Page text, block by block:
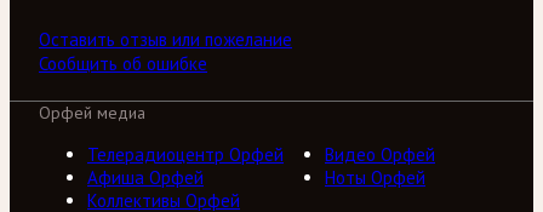
Оставить отзыв или пожелание
Сообщить об ошибке
Орфей медиа
Телерадиоцентр Орфей
Видео Орфей
Афиша Орфей
Ноты Орфей
Коллективы Орфей